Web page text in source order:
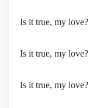
Is it true, my love?
Is it true, my love?
Is it true, my love?